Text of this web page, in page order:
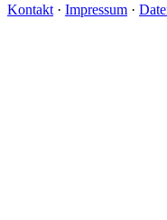
Kontakt · Impressum ·